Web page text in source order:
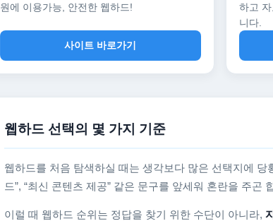
원에 이용가능, 안전한 웹하드!
사이트 바로가기
하고
니다.
웹하드 선택의 몇 가지 기준
웹하드를 처음 탐색하실 때는 생각보다 많은 선택지에
드”, “최신 콘텐츠 제공” 같은 문구를 앞세워 혼란을 주
이럴 때 웹하드 순위는 정답을 찾기 위한 수단이 아니라,